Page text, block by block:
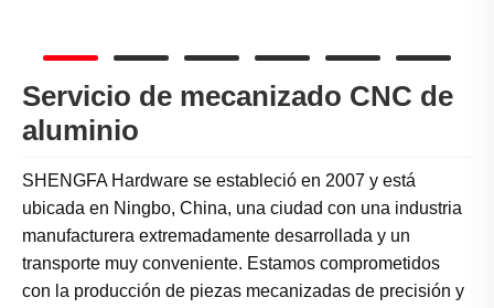
Servicio de mecanizado CNC de
aluminio
SHENGFA Hardware se estableció en 2007 y está
ubicada en Ningbo, China, una ciudad con una industria
manufacturera extremadamente desarrollada y un
transporte muy conveniente. Estamos comprometidos
con la producción de piezas mecanizadas de precisión y